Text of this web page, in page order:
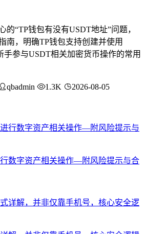
的“TP钱包有没有USDT地址”问题，
南，明确TP钱包支持创建并使用
手参与USDT相关加密货币操作的常用
qbadmin 1.3K 2026-08-05
数字资产相关操作—附风险提示与合